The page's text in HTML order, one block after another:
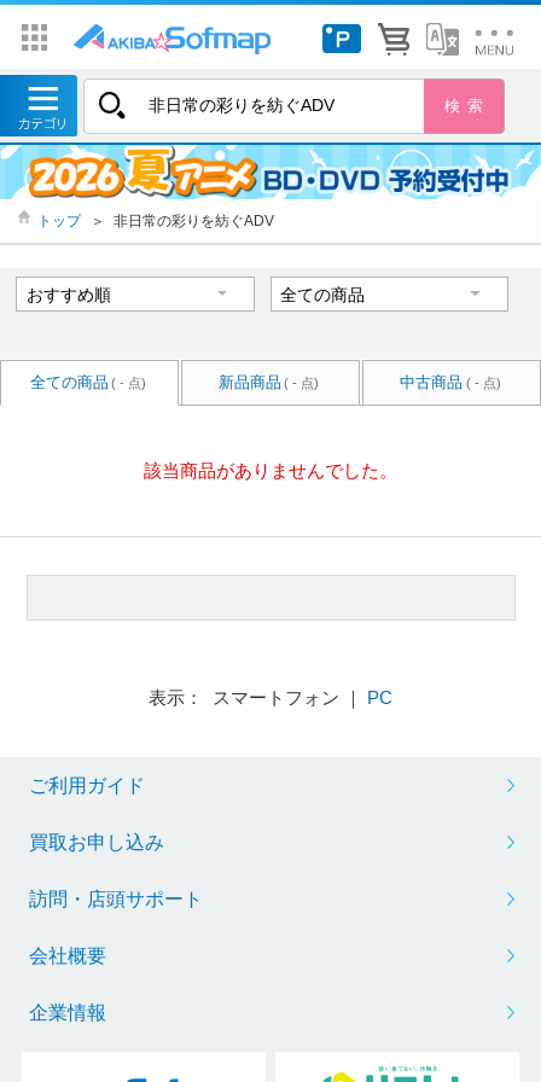
トップ ＞ 非日常の彩りを紡ぐADV
全ての商品 ( - 点) 新品商品 ( - 点) 中古商品 ( - 点)
該当商品がありませんでした。
表示： スマートフォン ｜ PC
ご利用ガイド
買取お申し込み
訪問・店頭サポート
会社概要
企業情報